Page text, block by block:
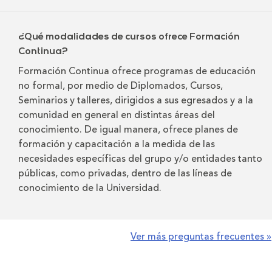
¿Qué modalidades de cursos ofrece Formación
Continua?
Formación Continua ofrece programas de educación
no formal, por medio de Diplomados, Cursos,
Seminarios y talleres, dirigidos a sus egresados y a la
comunidad en general en distintas áreas del
conocimiento. De igual manera, ofrece planes de
formación y capacitación a la medida de las
necesidades específicas del grupo y/o entidades tanto
públicas, como privadas, dentro de las líneas de
conocimiento de la Universidad.
Ver más preguntas frecuentes »